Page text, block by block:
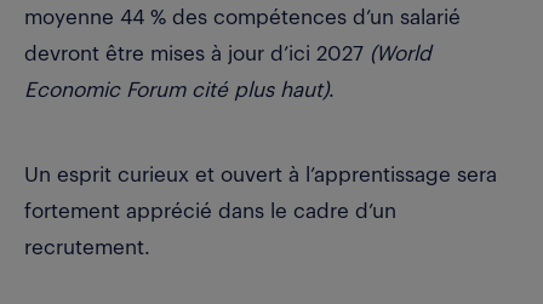
moyenne 44 % des compétences d’un salarié
devront être mises à jour d’ici 2027 (World
Economic Forum cité plus haut).
Un esprit curieux et ouvert à l’apprentissage sera
fortement apprécié dans le cadre d’un
recrutement.